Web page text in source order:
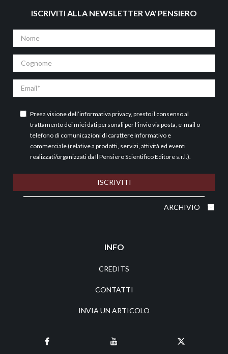
ISCRIVITI ALLA NEWSLETTER VA' PENSIERO
Nome
Cognome
Email
Presa visione dell’informativa privacy, presto il consenso al
trattamento dei miei dati personali per l’invio via posta, e-mail o
telefono di comunicazioni di carattere informativo e
commerciale (relative a prodotti, servizi, attività ed eventi
realizzati/organizzati da Il Pensiero Scientifico Editore s.r.l.).
ISCRIVITI
ARCHIVIO
INFO
CREDITS
CONTATTI
INVIA UN ARTICOLO